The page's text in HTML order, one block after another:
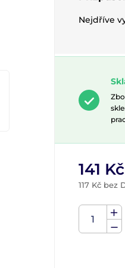
Nejdříve
141 Kč
117 Kč bez